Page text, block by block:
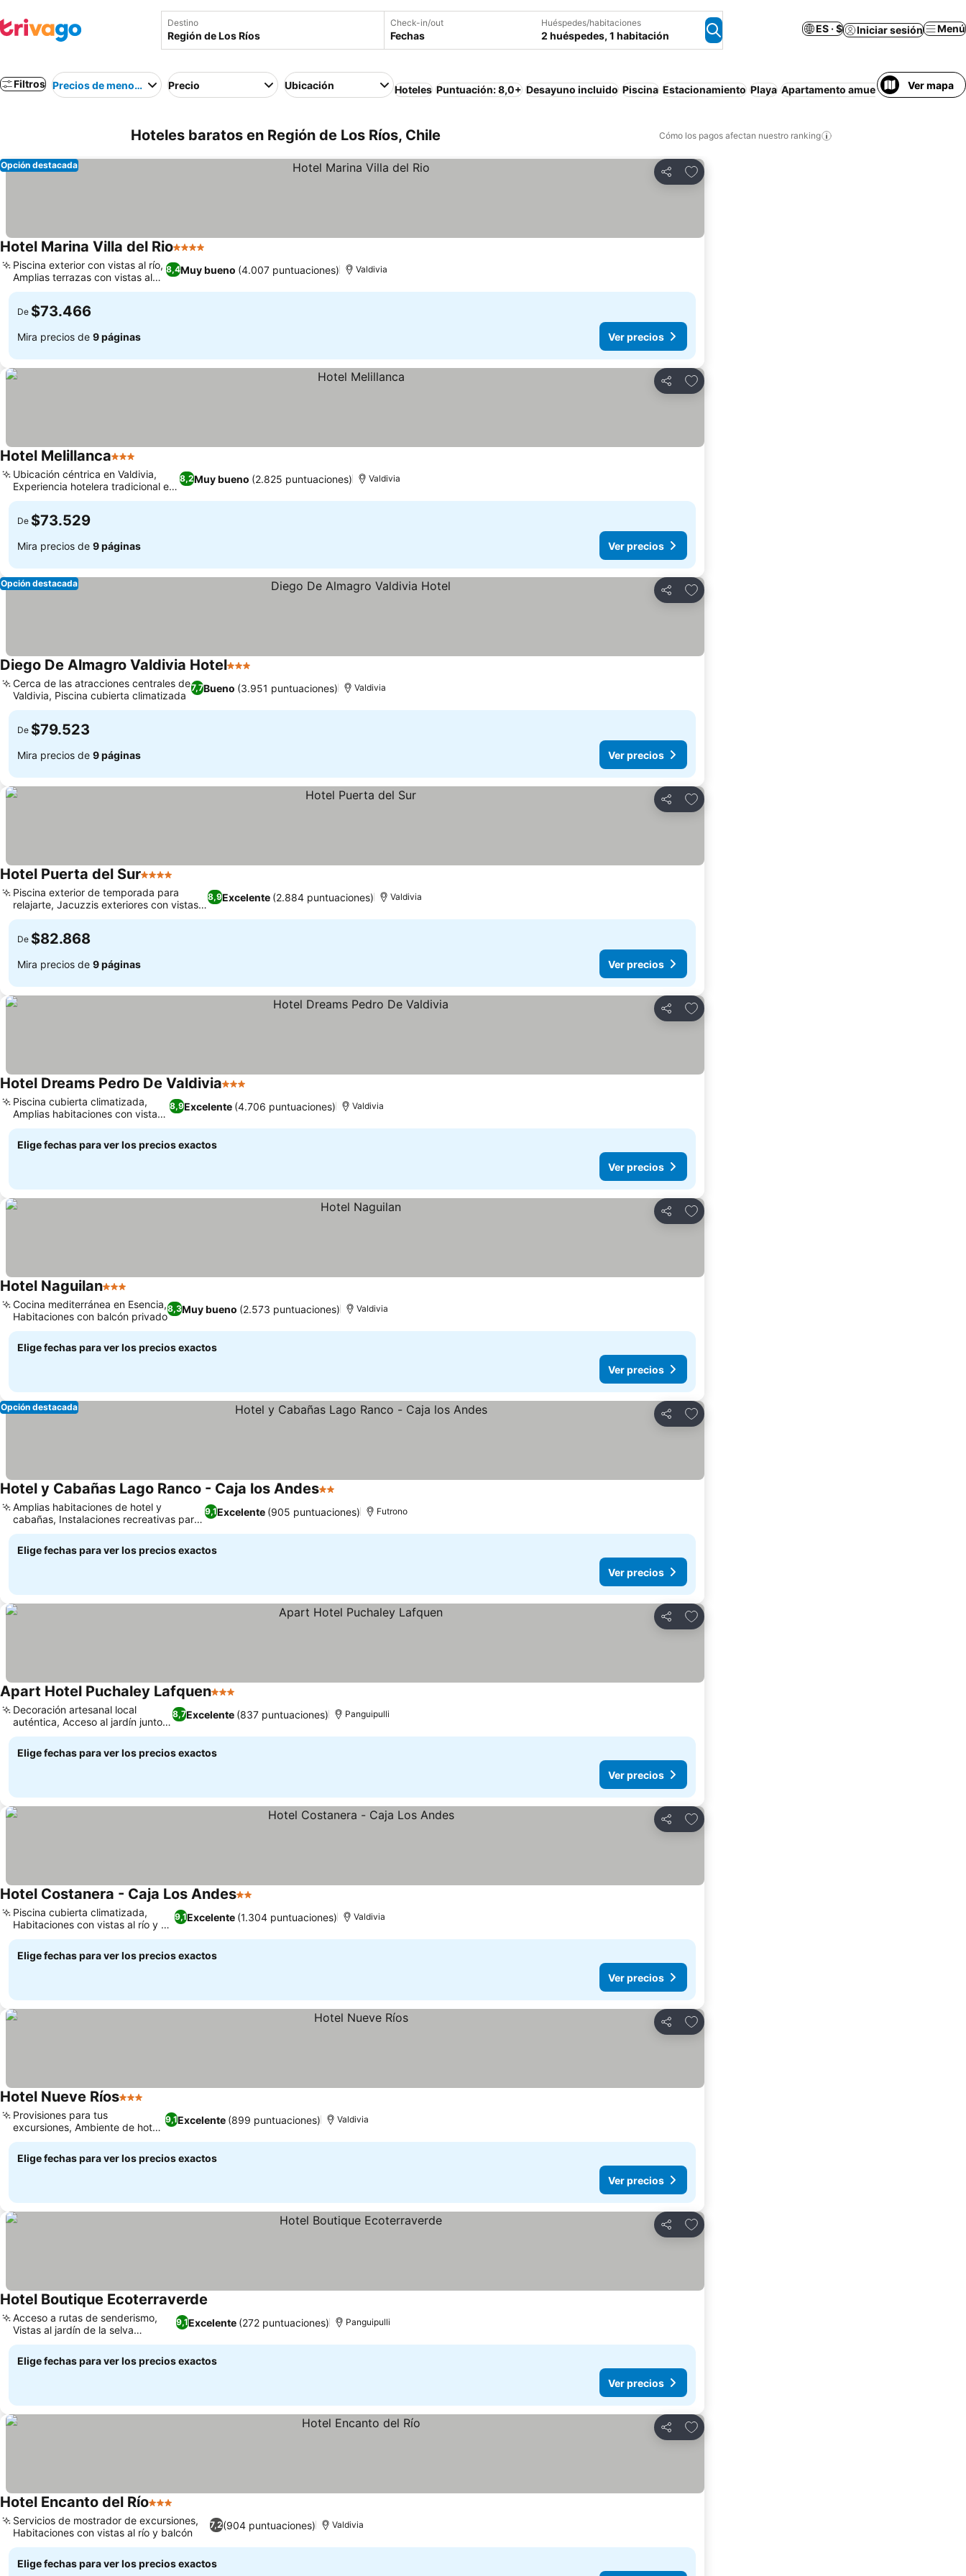
Destino Check-in/out
Fechas
Huéspedes/habitaciones
2 huéspedes, 1 habitación
ES · $ Iniciar sesión Menú
Filtros Precios de menor a mayorPrecio Ubicación Hoteles Puntuación: 8,0+ Desayuno incluido Piscina Estacionamiento Playa Apartamento amueblado Ver mapa
Hoteles baratos en Región de Los Ríos, Chile Cómo los pagos afectan nuestro ranking
Compartir
Agregar a favoritos
Opción destacada
Hotel Marina Villa del Rio4 Estrellas
8,4Muy bueno (4.007 puntuaciones)
Piscina exterior con vistas al río,
Amplias terrazas con vistas al
río
Valdivia
De $73.466
Mira precios de 9 páginas Ver precios
Compartir
Agregar a favoritos
Hotel Melillanca3 Estrellas
8,2Muy bueno (2.825 puntuaciones)
Ubicación céntrica en Valdivia,
Experiencia hotelera tradicional en
Valdivia
Valdivia
De $73.529
Mira precios de 9 páginas Ver precios
Compartir
Agregar a favoritos
Opción destacada
Diego De Almagro Valdivia Hotel3 Estrellas
7,7Bueno (3.951 puntuaciones)
Cerca de las atracciones centrales de
Valdivia, Piscina cubierta climatizada
Valdivia
De $79.523
Mira precios de 9 páginas Ver precios
Compartir
Agregar a favoritos
Hotel Puerta del Sur4 Estrellas
8,9Excelente (2.884 puntuaciones)
Piscina exterior de temporada para
relajarte, Jacuzzis exteriores con vistas
espectaculares
Valdivia
De $82.868
Mira precios de 9 páginas Ver precios
Compartir
Agregar a favoritos
Hotel Dreams Pedro De Valdivia3 Estrellas
8,9Excelente (4.706 puntuaciones)
Piscina cubierta climatizada,
Amplias habitaciones con vistas
al río
Valdivia
Elige fechas para ver los precios exactos
Ver precios
Compartir
Agregar a favoritos
Hotel Naguilan3 Estrellas
8,3Muy bueno (2.573 puntuaciones)
Cocina mediterránea en Esencia,
Habitaciones con balcón privado
Valdivia
Elige fechas para ver los precios exactos
Ver precios
Compartir
Agregar a favoritos
Opción destacada
Hotel y Cabañas Lago Ranco - Caja los Andes2 Estrellas
9,1Excelente (905 puntuaciones)
Amplias habitaciones de hotel y
cabañas, Instalaciones recreativas para
toda la familia
Futrono
Elige fechas para ver los precios exactos
Ver precios
Compartir
Agregar a favoritos
Apart Hotel Puchaley Lafquen3 Estrellas
8,7Excelente (837 puntuaciones)
Decoración artesanal local
auténtica, Acceso al jardín junto
al lago
Panguipulli
Elige fechas para ver los precios exactos
Ver precios
Compartir
Agregar a favoritos
Hotel Costanera - Caja Los Andes2 Estrellas
9,1Excelente (1.304 puntuaciones)
Piscina cubierta climatizada,
Habitaciones con vistas al río y al
jardín
Valdivia
Elige fechas para ver los precios exactos
Ver precios
Compartir
Agregar a favoritos
Hotel Nueve Ríos3 Estrellas
9,1Excelente (899 puntuaciones)
Provisiones para tus
excursiones, Ambiente de hotel
boutique
Valdivia
Elige fechas para ver los precios exactos
Ver precios
Compartir
Agregar a favoritos
Hotel Boutique Ecoterraverde
9,1Excelente (272 puntuaciones)
Acceso a rutas de senderismo,
Vistas al jardín de la selva
valdiviana
Panguipulli
Elige fechas para ver los precios exactos
Ver precios
Compartir
Agregar a favoritos
Hotel Encanto del Río3 Estrellas
7,2(904 puntuaciones)
Servicios de mostrador de excursiones,
Habitaciones con vistas al río y balcón
Valdivia
Elige fechas para ver los precios exactos